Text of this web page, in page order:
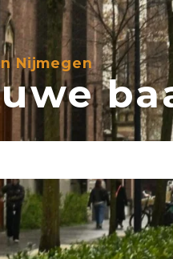
Nijmegen